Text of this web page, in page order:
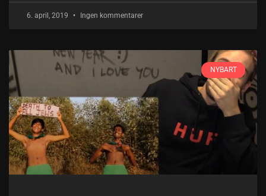
6. april, 2019 Ingen kommentarer
NYBART